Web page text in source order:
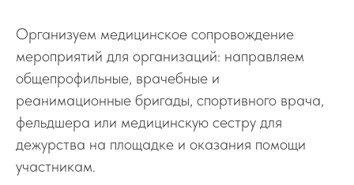
Организуем медицинское сопровождение
мероприятий для организаций: направляем
общепрофильные, врачебные и
реанимационные бригады, спортивного врача,
фельдшера или медицинскую сестру для
дежурства на площадке и оказания помощи
участникам.